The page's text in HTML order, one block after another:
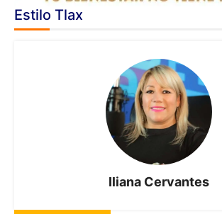
Estilo Tlax
Iliana Cervantes